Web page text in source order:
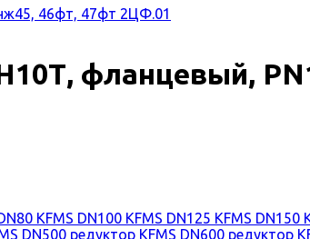
фланцевый,
KFMS DN100 KFMS DN125 KFMS DN150
DN500 редуктор KFMS DN600 редуктор